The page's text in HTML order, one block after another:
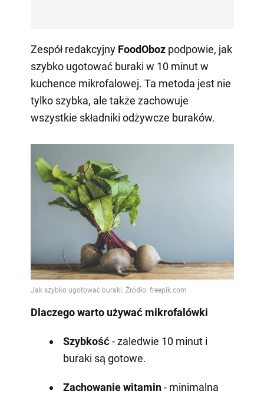
Zespół redakcyjny FoodOboz podpowie, jak
szybko ugotować buraki w 10 minut w
kuchence mikrofalowej. Ta metoda jest nie
tylko szybka, ale także zachowuje
wszystkie składniki odżywcze buraków.
Dlaczego warto używać mikrofalówki
Szybkość- zaledwie 10 minut i
buraki są gotowe.
Zachowanie witamin- minimalna